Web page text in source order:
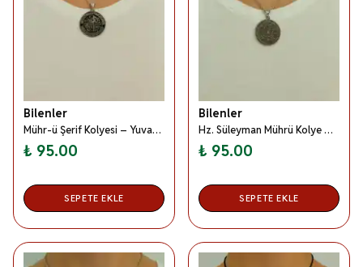
Bilenler
Mühr-ü Şerif Kolyesi – Yuvarlak Metal Kolye Ucu, Silinmez İşlemeli Metal Zincirli Manevi Dua Kolyesi
₺ 95.00
SEPETE EKLE
Bilenler
Hz. Süleyman Mührü Kolye – Yuvarlak Metal Kolye Ucu, Metal Zincirli Manevi Koruma Kolyesi
₺ 95.00
SEPETE EKLE